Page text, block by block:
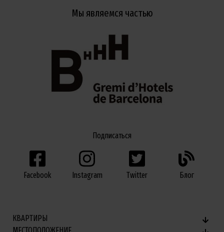
Мы являемся частью
Подписаться
Facebook Instagram Twitter Блог
КВАРТИРЫ